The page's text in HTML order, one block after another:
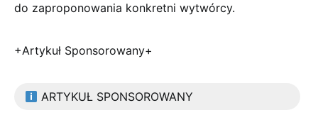
do zaproponowania konkretni wytwórcy.
+Artykuł Sponsorowany+
ARTYKUŁ SPONSOROWANY